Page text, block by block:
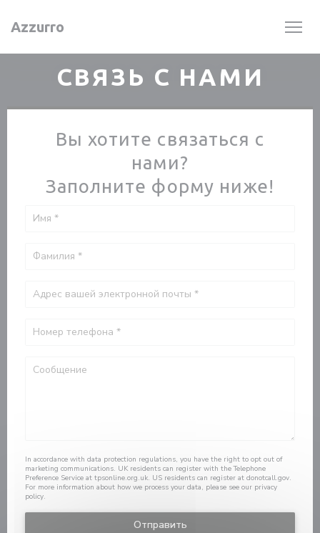
Azzurro
СВЯЗЬ С НАМИ
Вы хотите связаться с
нами?
Заполните форму ниже!
In accordance with data protection regulations, you have the right to opt out of
marketing communications. UK residents can register with the Telephone
Preference Service at tpsonline.org.uk. US residents can register at donotcall.gov.
For more information about how we process your data, please see our privacy
policy.